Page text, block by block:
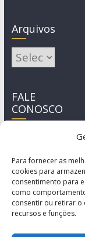
Para fornecer as
cookies para
consentimento para
como
consentir ou retirar o
recursos e funções.
Arquivos
Arquivos
FALE
CONOSCO